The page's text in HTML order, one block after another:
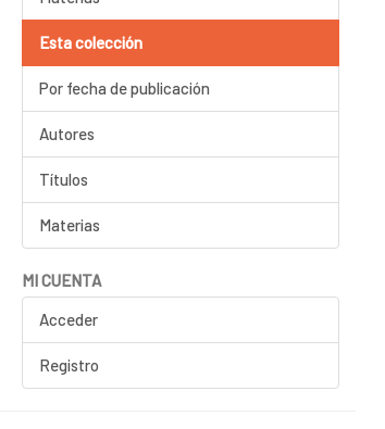
Esta colección
Por fecha de publicación
Autores
Títulos
Materias
MI CUENTA
Acceder
Registro